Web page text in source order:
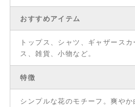
おすすめアイテム
トップス、シャツ、ギャザース
ス、雑貨、小物など。
特徴
シンプルな花のモチーフ。爽や